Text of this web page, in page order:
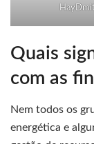
Quais
com as
Nem todos os
energética e